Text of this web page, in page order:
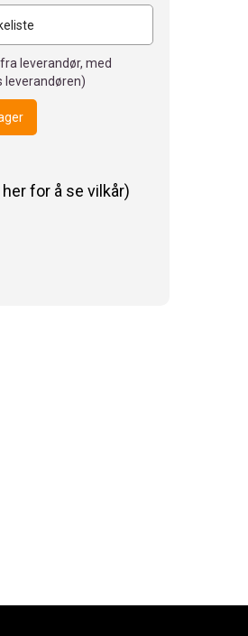
leverandør, med
leverandøren)
for å se vilkår)